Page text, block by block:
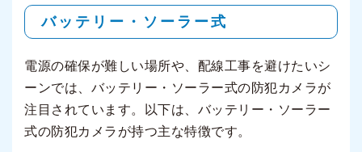
バッテリー・ソーラー式
電源の確保が難しい場所や、配線工事を避けたいシ
ーンでは、バッテリー・ソーラー式の防犯カメラが
注目されています。以下は、バッテリー・ソーラー
式の防犯カメラが持つ主な特徴です。